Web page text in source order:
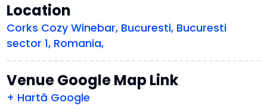
Location
Corks Cozy Winebar, Bucuresti, Bucuresti
sector 1, Romania,
Venue Google Map Link
+ Hartă Google